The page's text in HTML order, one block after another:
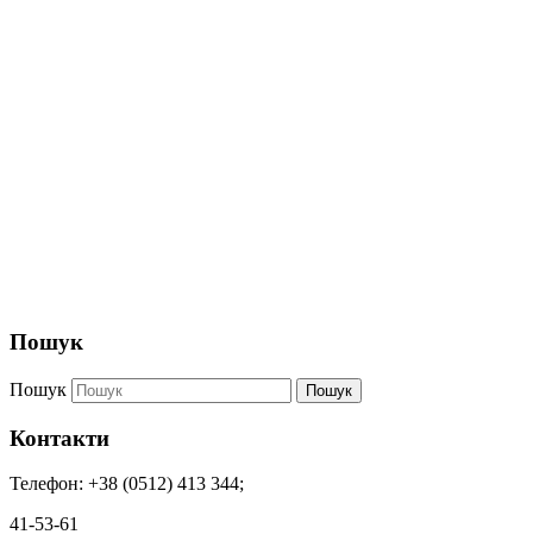
Пошук
Пошук Пошук
Контакти
Телефон: +38 (0512) 413 344;
41-53-61